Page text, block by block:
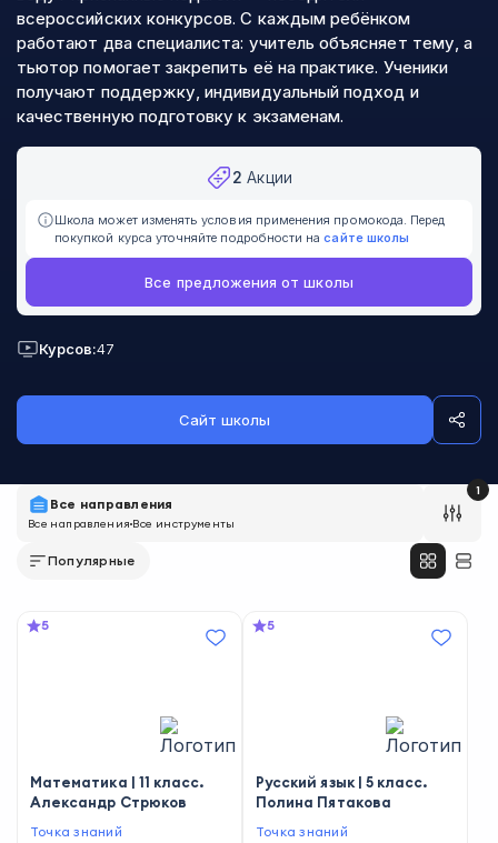
всероссийских конкурсов. С каждым ребёнком
работают два специалиста: учитель объясняет тему, а
тьютор помогает закрепить её на практике. Ученики
получают поддержку, индивидуальный подход и
качественную подготовку к экзаменам.
2 Акции
Школа может изменять условия применения промокода. Перед
покупкой курса уточняйте подробности на сайте школы
Все предложения от школы
Курсов:47
Сайт школы
Все направления
Все направленияВсе инструменты
1
Популярные
5
Математика | 11 класс.
Александр Стрюков
Точка знаний
5
Русский язык | 5 класс.
Полина Пятакова
Точка знаний